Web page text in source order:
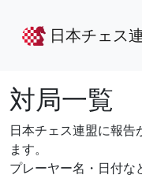
日本チェス
対局一覧
日本チェス連盟に報
ます。
プレーヤー名・日付な